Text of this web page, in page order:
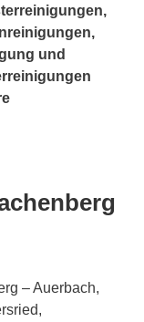
und
– Auerbach,